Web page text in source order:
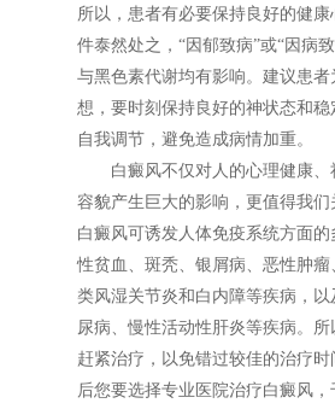
所以，患者有必要保持良好的健
件泰然处之，“因郁致病”或“因病
与黑色素代谢均有影响。建议患者
想，要时刻保持良好的神状态和稳
自我调节，避免造成病情加重。
白癜风不仅对人的心理健康、
容貌产生巨大的影响，更值得我们
白癜风可诱发人体免疫系统方面
性贫血、斑秃、银屑病、恶性肿瘤
类风湿关节炎和白内障等疾病，
尿病、慢性活动性肝炎等疾病。
赶紧治疗，以免错过较佳的治疗
后您要选择专业医院治疗白癜风